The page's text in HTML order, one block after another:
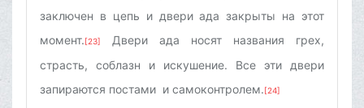
заключен в цепь и двери ада закрыты на этот
момент.[23]
Двери ада носят названия грех,
страсть, соблазн и искушение. Все эти двери
запираются постами и самоконтролем.[24]